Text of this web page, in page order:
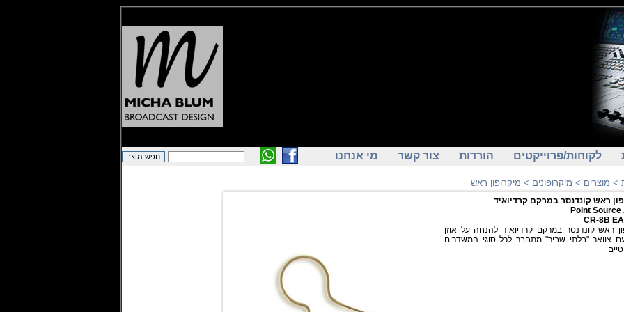
לקוחות/פרוייקטים הורדות צור קשר מי אנחנו
> מוצרים > מיקרופונים > מיקרופון ראש
ראש קונדנסר במרקם קרדיואיד
Point Source
CR-8B
ראש קונדנסר במרקם קרדיואיד להנחה על אוזן
צוואר "בלתי שביר" מתחבר לכל סוגי המשדרים